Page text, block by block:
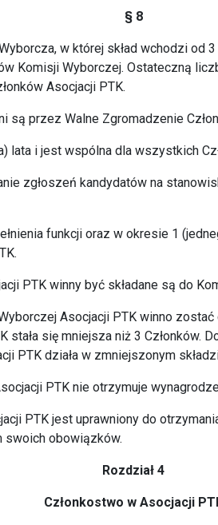
§ 8
w której skład wchodzi od
Komisji Wyborczej. Ostateczną
Asocjacji PTK.
są przez Walne Zgromadzenie
lata i jest wspólna dla wszystkich
zgłoszeń kandydatów na
funkcji oraz w okresie 1
PTK winny być składane są do
Asocjacji PTK winno
stała się mniejsza niż 3 Członków.
PTK działa w zmniejszonym
PTK nie otrzymuje
PTK jest uprawniony do
swoich obowiązków.
Rozdział 4
Członkostwo w Asocjacji